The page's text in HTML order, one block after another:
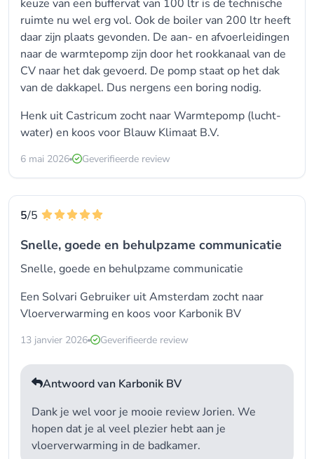
keuze van een buffervat van 100 ltr is de technische
ruimte nu wel erg vol. Ook de boiler van 200 ltr heeft
daar zijn plaats gevonden. De aan- en afvoerleidingen
naar de warmtepomp zijn door het rookkanaal van de
CV naar het dak gevoerd. De pomp staat op het dak
van de dakkapel. Dus nergens een boring nodig.
Henk uit Castricum zocht naar Warmtepomp (lucht-
water) en koos voor Blauw Klimaat B.V.
6 mai 2026 Geverifieerde review
5/5
Snelle, goede en behulpzame communicatie
Snelle, goede en behulpzame communicatie
Een Solvari Gebruiker uit Amsterdam zocht naar
Vloerverwarming en koos voor Karbonik BV
13 janvier 2026 Geverifieerde review
Antwoord van Karbonik BV
Dank je wel voor je mooie review Jorien. We
hopen dat je al veel plezier hebt aan je
vloerverwarming in de badkamer.